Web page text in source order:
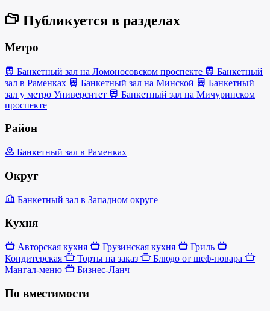
Публикуется в разделах
Метро
Банкетный зал на Ломоносовском проспекте
Банкетный
зал в Раменках
Банкетный зал на Минской
Банкетный
зал у метро Университет
Банкетный зал на Мичуринском
проспекте
Район
Банкетный зал в Раменках
Округ
Банкетный зал в Западном округе
Кухня
Авторская кухня Грузинская кухня
Гриль
Кондитерская
Торты на заказ
Блюдо от шеф-повара
Мангал-меню
Бизнес-Ланч
По вместимости